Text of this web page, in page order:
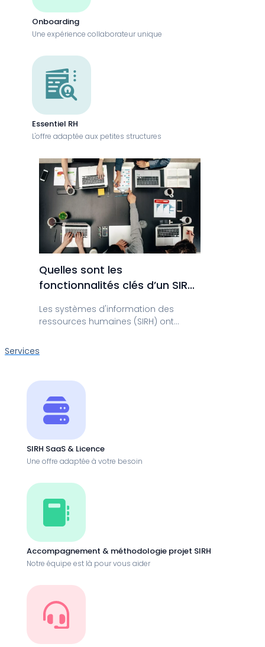
Onboarding
Une expérience collaborateur unique
Essentiel RH
L'offre adaptée aux petites structures
Quelles sont les
fonctionnalités clés d’un SIRH
Les systèmes d'information des
ressources humaines (SIRH) ont
ans pour répondre aux besoins
complexes des entreprises en
humaines.
Services
SIRH SaaS & Licence
Une offre adaptée à votre besoin
Accompagnement & méthodologie projet SIRH
Notre équipe est là pour vous aider